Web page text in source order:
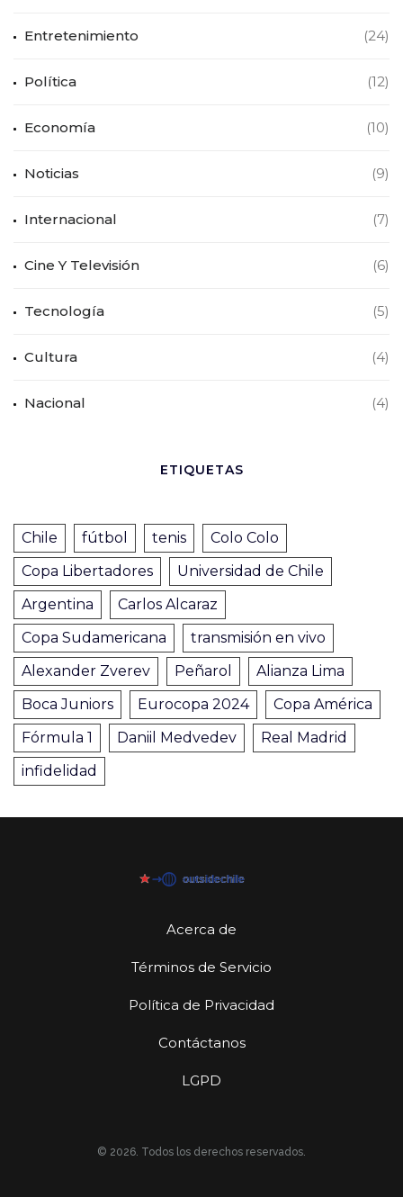
Entretenimiento (24)
Política (12)
Economía (10)
Noticias (9)
Internacional (7)
Cine Y Televisión (6)
Tecnología (5)
Cultura (4)
Nacional (4)
ETIQUETAS
Chile fútbol tenis
Colo Colo
Copa Libertadores
Universidad de Chile
Argentina
Carlos Alcaraz
Copa Sudamericana
transmisión en vivo
Alexander Zverev
Peñarol
Alianza Lima
Boca Juniors
Eurocopa 2024
Copa América
Fórmula 1
Daniil Medvedev
Real Madrid
infidelidad
Acerca de
Términos de Servicio
Política de Privacidad
Contáctanos
LGPD
© 2026. Todos los derechos reservados.